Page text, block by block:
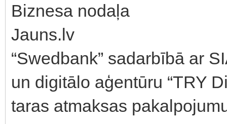
Biznesa nodaļa
Jauns.lv
“Swedbank” sadarbībā ar
un digitālo aģentūru “TRY
taras atmaksas